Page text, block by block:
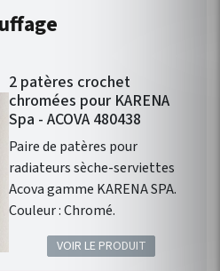
2 patères crochet
chromées pour KARENA
Spa - ACOVA 480438
Paire de patères pour
radiateurs sèche-serviettes
Acova gamme KARENA SPA.
Couleur : Chromé.
VOIR LE PRODUIT